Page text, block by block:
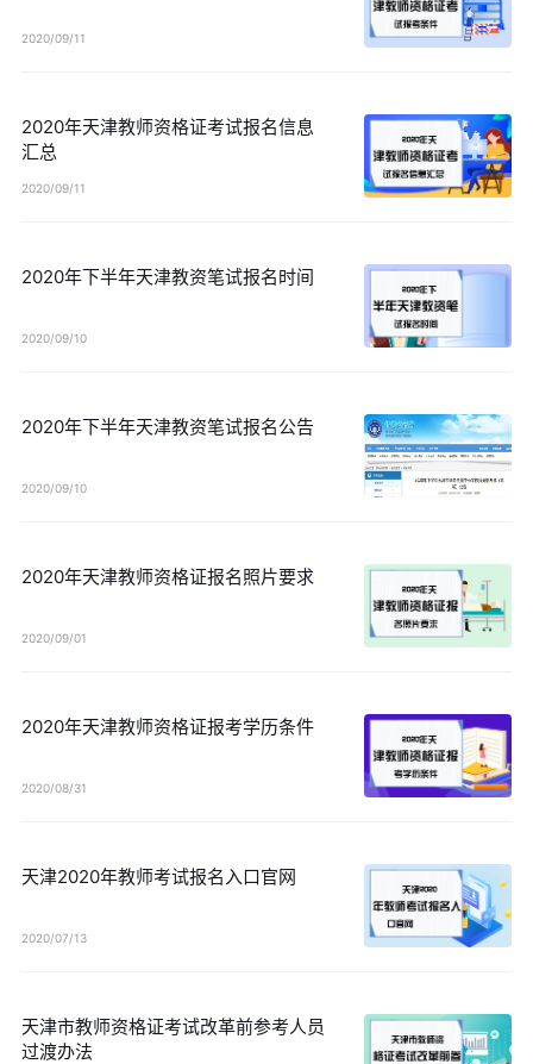
2020/09/11
2020年天津教师资格证考试报名信息
汇总
2020/09/11
2020年下半年天津教资笔试报名时间
2020/09/10
2020年下半年天津教资笔试报名公告
2020/09/10
2020年天津教师资格证报名照片要求
2020/09/01
2020年天津教师资格证报考学历条件
2020/08/31
天津2020年教师考试报名入口官网
2020/07/13
天津市教师资格证考试改革前参考人员
过渡办法